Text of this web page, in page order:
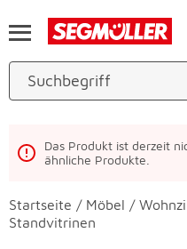
Das Produkt ist derzeit
ähnliche Produkte.
Startseite / Möbel /
Standvitrinen